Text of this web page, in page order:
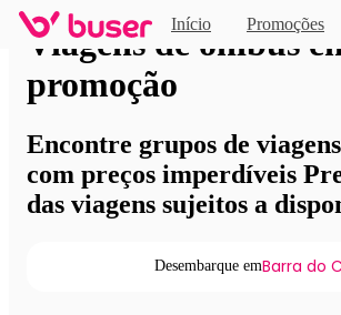
Início Promoções
Viagens de ônibus
promoção
Encontre grupos de
com preços imperdíveis
das viagens sujeitos a
Desembarque emBarra do